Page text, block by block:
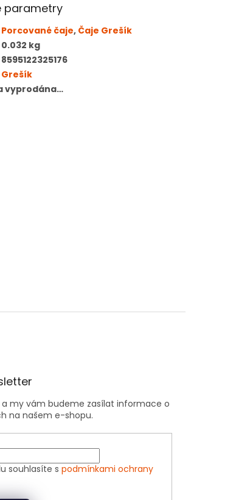
parametry
Porcované čaje, Čaje Grešík
0.032 kg
8595122325176
Grešík
vyprodána…
my vám budeme zasílat informace o
na našem e-shopu.
souhlasíte spodmínkami ochrany